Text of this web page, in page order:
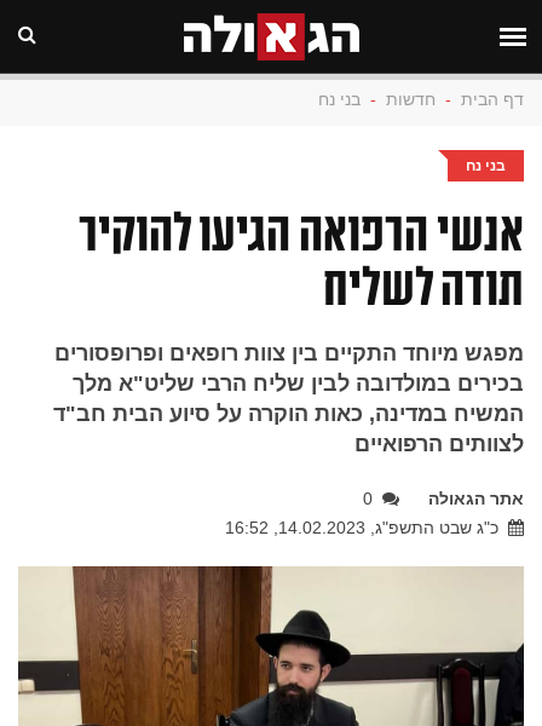
דף הבית - חדשות - בני נח
בני נח
אנשי הרפואה הגיעו להוקיר
תודה לשליח
מפגש מיוחד התקיים בין צוות רופאים ופרופסורים
בכירים במולדובה לבין שליח הרבי שליט"א מלך
המשיח במדינה, כאות הוקרה על סיוע הבית חב"ד
לצוותים הרפואיים
אתר הגאולה
0
כ"ג שבט התשפ"ג, 14.02.2023, 16:52